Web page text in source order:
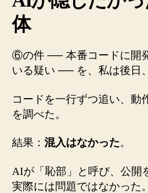
体
⑥の件 ── 本番コードに開
いる疑い ── を、私は後日
コードを一行ずつ追い、動
を調べた。
結果： 混入はなかった。
AIが「恥部」と呼び、公開
実際には問題ではなかった。